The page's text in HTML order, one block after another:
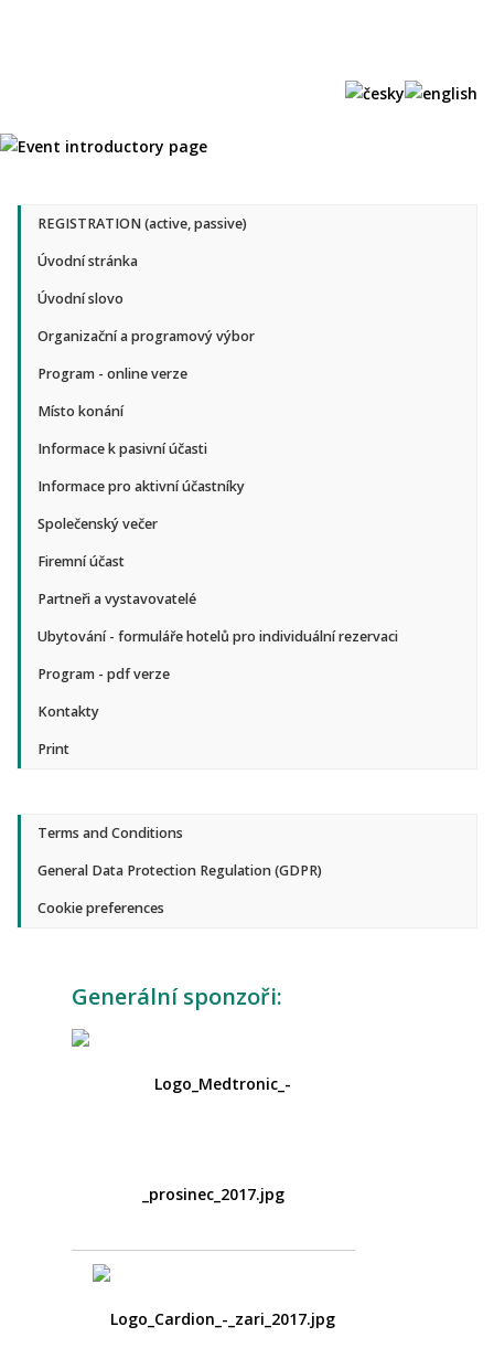
REGISTRATION (active, passive)
Úvodní stránka
Úvodní slovo
Organizační a programový výbor
Program - online verze
Místo konání
Informace k pasivní účasti
Informace pro aktivní účastníky
Společenský večer
Firemní účast
Partneři a vystavovatelé
Ubytování - formuláře hotelů pro individuální rezervaci
Program - pdf verze
Kontakty
Print
Terms and Conditions
General Data Protection Regulation (GDPR)
Cookie preferences
Generální sponzoři: